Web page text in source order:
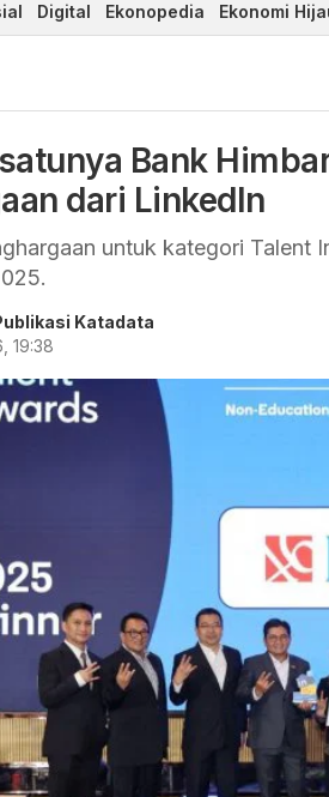
Digital Ekonopedia Ekonomi
Bank
dari LinkedIn
untuk kategori Talent
Katadata
19:38